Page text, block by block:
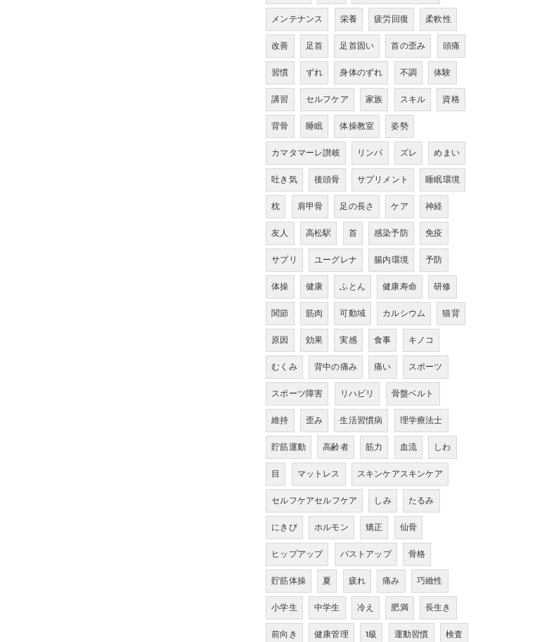
メンテナンス
栄養 疲労回復
柔軟性
改善
足首 足首固い 首の歪み
頭痛
習慣
ずれ 身体のずれ 不調
体験
講習
セルフケア 家族 スキル
資格
背骨
睡眠 体操教室
姿勢
カマタマーレ讃岐
リンパ ズレ
めまい
吐き気
後頭骨 サプリメント
睡眠環境
枕
肩甲骨 足の長さ ケア
神経
友人
高松駅 首 感染予防
免疫
サプリ
ユーグレナ 腸内環境
予防
体操
健康 ふとん 健康寿命
研修
関節
筋肉 可動域 カルシウム
猫背
原因
効果 実感 食事
キノコ
むくみ
背中の痛み 痛い
スポーツ
スポーツ障害
リハビリ
骨盤ベルト
維持
歪み 生活習慣病
理学療法士
貯筋運動
高齢者 筋力 血流
しわ
目
マットレス
スキンケアスキンケア
セルフケアセルフケア
しみ
たるみ
にきび
ホルモン 矯正
仙骨
ヒップアップ
バストアップ
骨格
貯筋体操
夏 疲れ 痛み
巧緻性
小学生
中学生 冷え 肥満
長生き
前向き
健康管理 1級 運動習慣 検査